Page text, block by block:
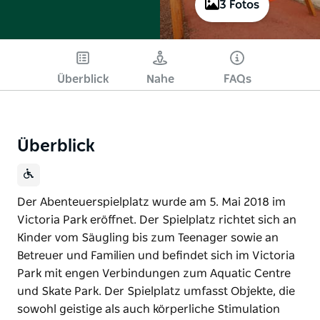
3 Fotos
Überblick Nahe FAQs
Überblick
Der Abenteuerspielplatz wurde am 5. Mai 2018 im
Victoria Park eröffnet. Der Spielplatz richtet sich an
Kinder vom Säugling bis zum Teenager sowie an
Betreuer und Familien und befindet sich im Victoria
Park mit engen Verbindungen zum Aquatic Centre
und Skate Park. Der Spielplatz umfasst Objekte, die
sowohl geistige als auch körperliche Stimulation